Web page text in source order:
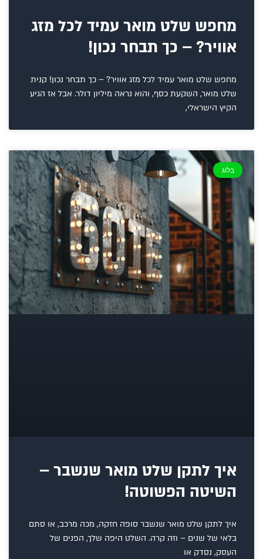
מחפש שלט מואר עמיד לכל מזג
אוויר? – כך תבחר נכון!
מחפש שלט מואר עמיד לכל מזג אוויר? – כך תבחר נכון! קנית
שלט מואר, השקעת כסף, והוא נראה מיליון דולר. אבל אז הגיע
הקיץ הישראלי,
בלוג
איך לתקן שלט מואר שנשבר –
השיטה הפשוטה!
איך לתקן שלט מואר שנשבר סופה חזקה, מכה מרכב, או סתם
בלאי של שנים – וזה קרה. השלט היפה שלך, הפנים של
העסק, נסדק או